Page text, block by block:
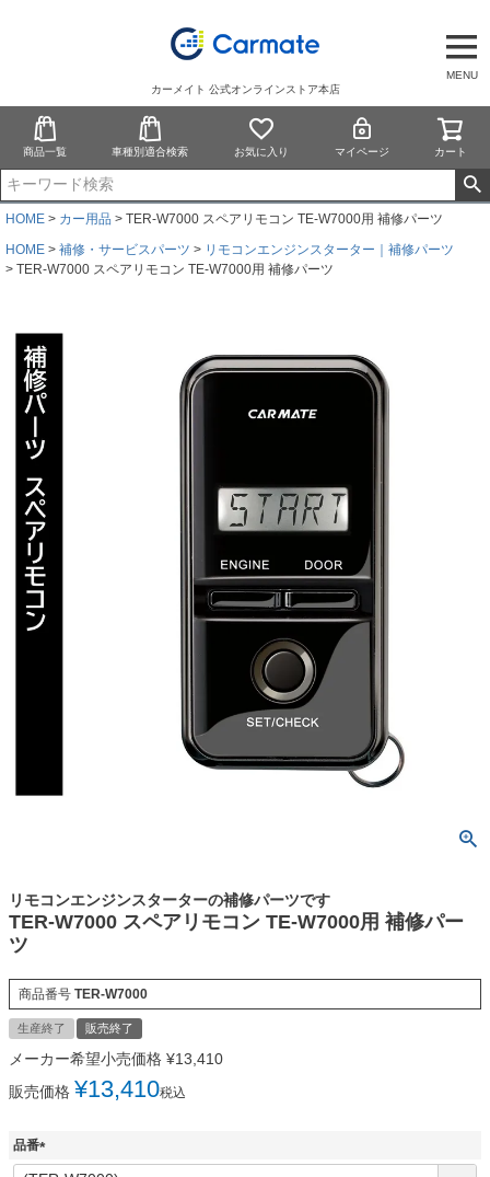
MENU
カーメイト 公式オンラインストア本店
商品一覧 車種別適合検索 お気に入り マイページ カート
HOME カー用品
TER-W7000 スペアリモコン TE-W7000用 補修パーツ
HOME
補修・サービスパーツ
リモコンエンジンスターター｜補修パーツ
TER-W7000 スペアリモコン TE-W7000用 補修パーツ
リモコンエンジンスターターの補修パーツです
TER-W7000 スペアリモコン TE-W7000用 補修パー
ツ
商品番号 TER-W7000
生産終了 販売終了
メーカー希望小売価格 ¥13,410
販売価格 ¥13,410税込
品番
(